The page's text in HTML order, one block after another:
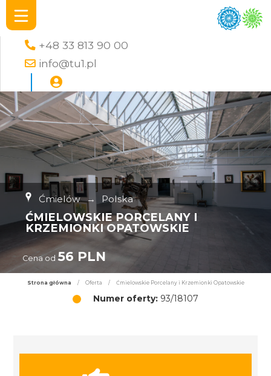
+48 33 813 90 00
info@tu1.pl
Ćmielów → Polska
ĆMIELOWSKIE PORCELANY I
KRZEMIONKI OPATOWSKIE
Cena od 56 PLN
Strona główna / Oferta / Ćmielowskie Porcelany i Krzemionki Opatowskie
Numer oferty: 93/18107